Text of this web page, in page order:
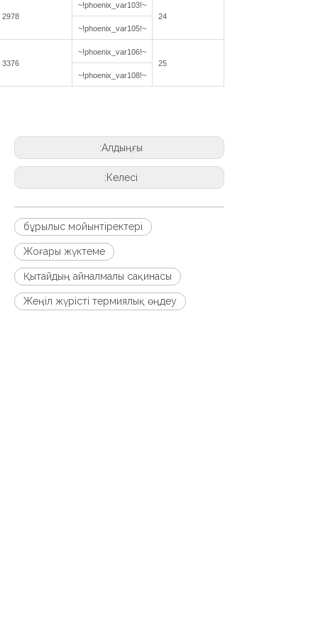
24
~!phoenix_var103!~
2978
~!phoenix_var105!~
25
~!phoenix_var106!~
3376
~!phoenix_var108!~
Алдыңғы:
Келесі:
бұрылыс мойынтіректері
Жоғары жүктеме
Қытайдың айналмалы сақинасы
Жеңіл жүрісті термиялық өңдеу